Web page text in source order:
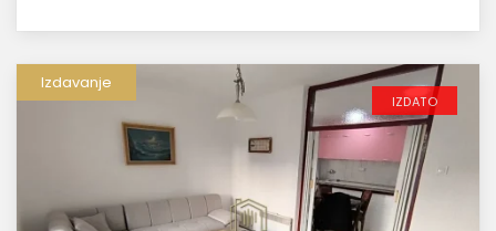
Izdavanje
IZDATO